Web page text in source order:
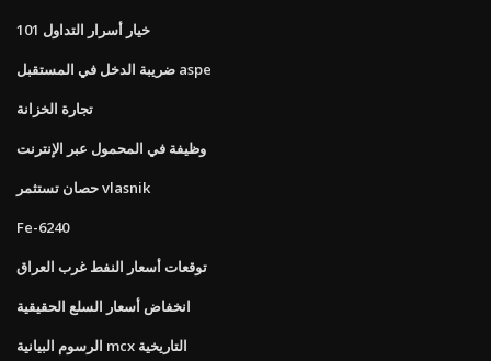
101 خيار أسرار التداول
ضريبة الدخل في المستقبل aspe
تجارة الخزانة
وظيفة في المحمول عبر الإنترنت
حصان تستثمر vlasnik
Fe-6240
توقعات أسعار النفط غرب العراق
انخفاض أسعار السلع الحقيقية
الرسوم البيانية mcx التاريخية